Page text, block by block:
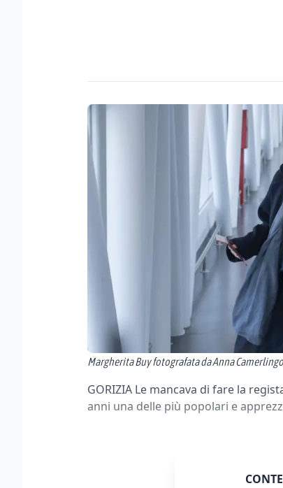
Margherita Buy fotografata da Anna Camerlingo
GORIZIA Le mancava di fare la
anni una delle più popolari e